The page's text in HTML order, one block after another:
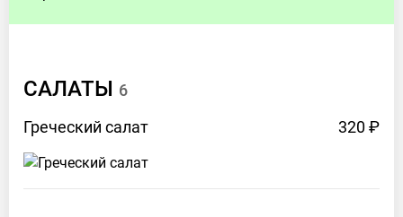
CАЛАТЫ 6
Греческий салат 320 ₽